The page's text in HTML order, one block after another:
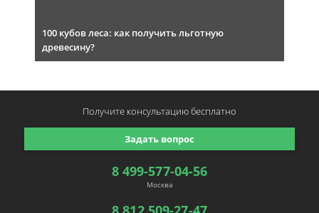
100 кубов леса: как получить льготную
древесину?
8 499-577-04-56
Москва
Задать вопрос
Получите консультациюбесплатно